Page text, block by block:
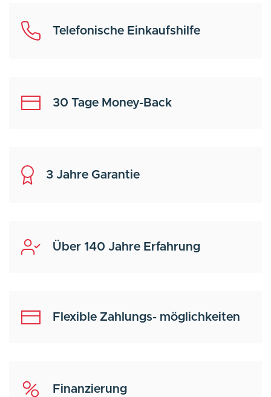
Telefonische Einkaufshilfe
30 Tage Money-Back
3 Jahre Garantie
Über 140 Jahre Erfahrung
Flexible Zahlungs- möglichkeiten
Finanzierung